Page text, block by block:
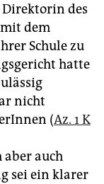
des
dem
Schule zu
hatte
nicht
(Az. 1 K
auch
sei ein klarer